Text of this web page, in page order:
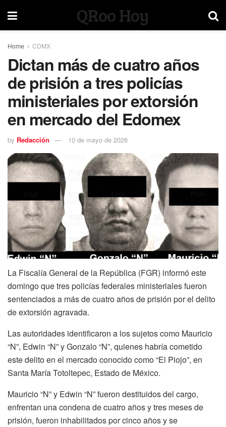
QRoo Hoy
Home CDMX
Dictan más de cuatro años
de prisión a tres policías
ministeriales por extorsión
en mercado del Edomex
by Redacción 10 de mayo de 2026
La Fiscalía General de la República (FGR) informó este
domingo que tres policías federales ministeriales fueron
sentenciados a más de cuatro años de prisión por el delito
de extorsión agravada.
Las autoridades identificaron a los sujetos como Mauricio
“N”, Edwin “N” y Gonzalo “N”, quienes habría cometido
este delito en el mercado conocido como “El Piojo”, en
Santa María Totoltepec, Estado de México.
Mauricio “N” y Edwin “N” fueron destituidos del cargo,
enfrentan una condena de cuatro años y tres meses de
prisión, fueron inhabilitados por cinco años y se